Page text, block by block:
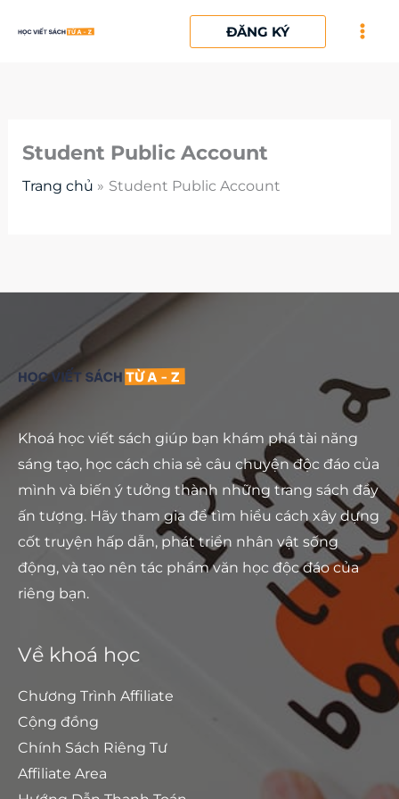
ĐĂNG KÝ
Student Public Account
Trang chủ Student Public Account
Khoá học viết sách giúp bạn khám phá tài năng
sáng tạo, học cách chia sẻ câu chuyện độc đáo của
mình và biến ý tưởng thành những trang sách đầy
ấn tượng. Hãy tham gia để tìm hiểu cách xây dựng
cốt truyện hấp dẫn, phát triển nhân vật sống
động, và tạo nên tác phẩm văn học độc đáo của
riêng bạn.
Về khoá học
Chương Trình Affiliate
Cộng đồng
Chính Sách Riêng Tư
Affiliate Area